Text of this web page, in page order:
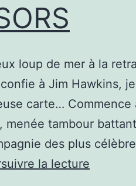
loup de mer à la
à Jim Hawkins,
carte… Commence
menée tambour
des plus
la lecture